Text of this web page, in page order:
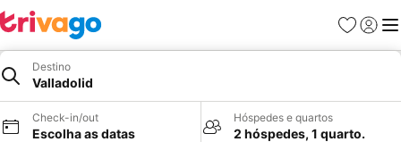
Favoritos
Iniciar
Destino
Valladolid
Check-in/out
Escolha as datas
Hóspedes e quartos
2 hóspedes, 1 quarto.